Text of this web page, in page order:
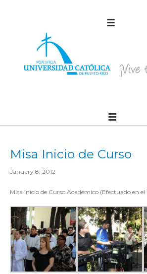
Misa Inicio de Curso
January 8, 2012
Misa Inicio de Curso Académico (Efectuado en